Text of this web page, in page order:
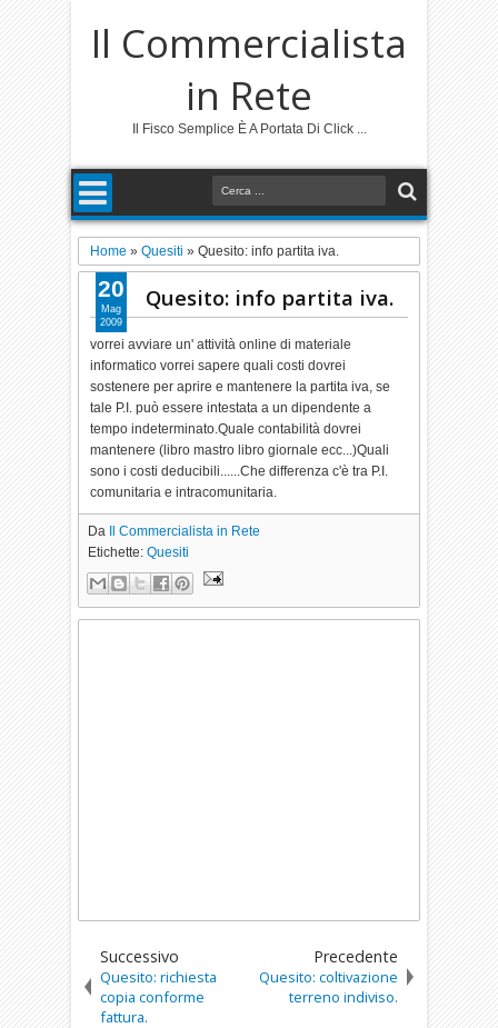
Il Commercialista
in Rete
Il Fisco Semplice È A Portata Di Click ...
Home »Quesiti »Quesito: info partita iva.
Quesito: info partita iva.
vorrei avviare un' attività online di materiale
informatico vorrei sapere quali costi dovrei
sostenere per aprire e mantenere la partita iva, se
tale P.I. può essere intestata a un dipendente a
tempo indeterminato.Quale contabilità dovrei
mantenere (libro mastro libro giornale ecc...)Quali
sono i costi deducibili......Che differenza c'è tra P.I.
comunitaria e intracomunitaria.
20
Mag
2009
Da
Il Commercialista in Rete
Etichette:Quesiti
Successivo
Quesito: richiesta
copia conforme
fattura.
Precedente
Quesito: coltivazione
terreno indiviso.